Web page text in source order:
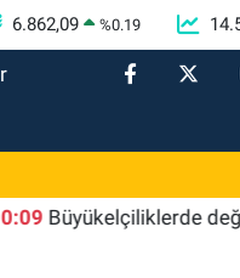
6.862,09 %0.19
değişim...